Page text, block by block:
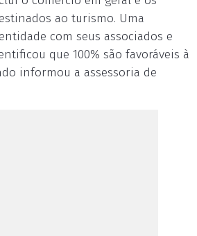
ao turismo. Uma
com seus associados e
que 100% são favoráveis à
informou a assessoria de